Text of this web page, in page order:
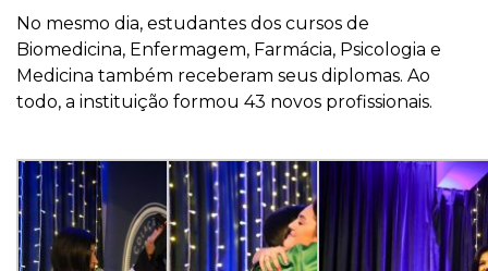
No mesmo dia, estudantes dos cursos de
Biomedicina, Enfermagem, Farmácia, Psicologia e
Medicina também receberam seus diplomas. Ao
todo, a instituição formou 43 novos profissionais.